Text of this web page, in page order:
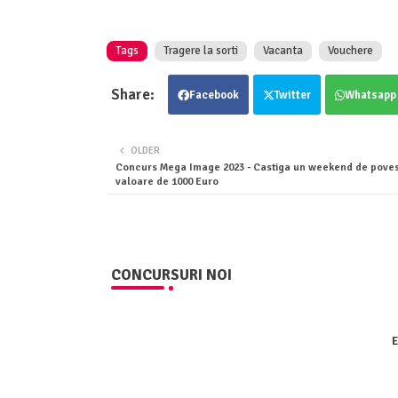
Tags Tragere la sorti Vacanta Vouchere
Facebook Twitter Whatsapp
OLDER
Concurs Mega Image 2023 - Castiga un weekend de
valoare de 1000 Euro
CONCURSURI NOI